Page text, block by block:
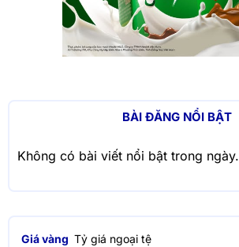
BÀI ĐĂNG NỔI BẬT
Không có bài viết nổi bật trong ngày.
Giá vàng Tỷ giá ngoại tệ